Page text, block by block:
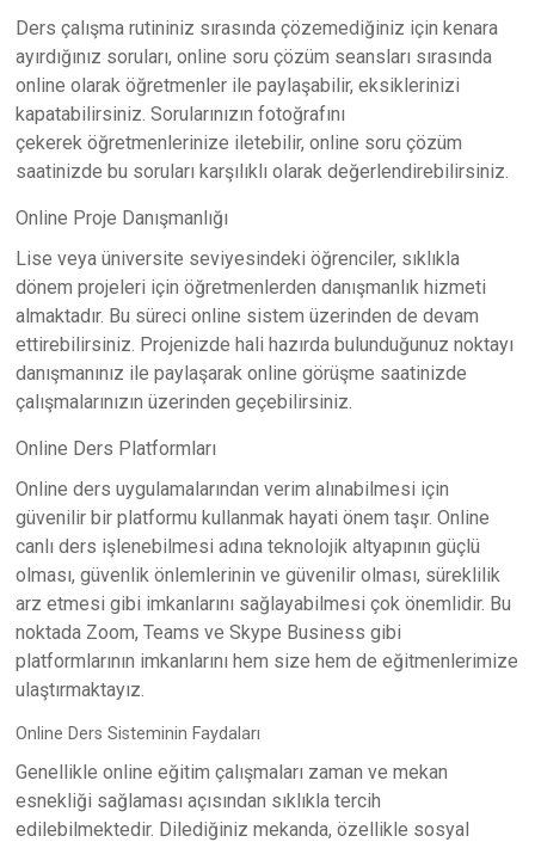
Ders çalışma rutininiz sırasında çözemediğiniz için kenara
ayırdığınız soruları, online soru çözüm seansları sırasında
online olarak öğretmenler ile paylaşabilir, eksiklerinizi
kapatabilirsiniz. Sorularınızın fotoğrafını
çekerek öğretmenlerinize iletebilir, online soru çözüm
saatinizde bu soruları karşılıklı olarak değerlendirebilirsiniz.
Online Proje Danışmanlığı
Lise veya üniversite seviyesindeki öğrenciler, sıklıkla
dönem projeleri için öğretmenlerden danışmanlık hizmeti
almaktadır. Bu süreci online sistem üzerinden de devam
ettirebilirsiniz. Projenizde hali hazırda bulunduğunuz noktayı
danışmanınız ile paylaşarak online görüşme saatinizde
çalışmalarınızın üzerinden geçebilirsiniz.
Online Ders Platformları
Online ders uygulamalarından verim alınabilmesi için
güvenilir bir platformu kullanmak hayati önem taşır. Online
canlı ders işlenebilmesi adına teknolojik altyapının güçlü
olması, güvenlik önlemlerinin ve güvenilir olması, süreklilik
arz etmesi gibi imkanlarını sağlayabilmesi çok önemlidir. Bu
noktada Zoom, Teams ve Skype Business gibi
platformlarının imkanlarını hem size hem de eğitmenlerimize
ulaştırmaktayız.
Online Ders Sisteminin Faydaları
Genellikle online eğitim çalışmaları zaman ve mekan
esnekliği sağlaması açısından sıklıkla tercih
edilebilmektedir. Dilediğiniz mekanda, özellikle sosyal